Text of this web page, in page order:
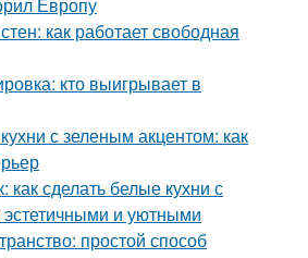
Европу
как работает свободная
кто выигрывает в
с зеленым акцентом: как
как сделать белые кухни с
и уютными
простой способ